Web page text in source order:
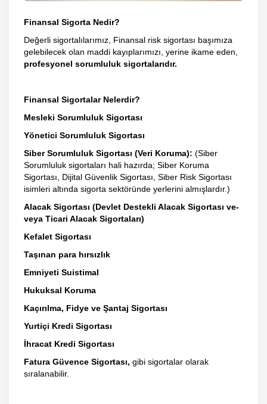
Finansal Sigorta Nedir?
Değerli sigortalılarımız, Finansal risk sigortası başımıza
gelebilecek olan maddi kayıplarımızı, yerine ikame eden,
profesyonel sorumluluk sigortalarıdır.
Finansal Sigortalar Nelerdir?
Mesleki Sorumluluk Sigortası
Yönetici Sorumluluk Sigortası
Siber Sorumluluk Sigortası (Veri Koruma): (Siber
Sorumluluk sigortaları hali hazırda; Siber Koruma
Sigortası, Dijital Güvenlik Sigortası, Siber Risk Sigortası
isimleri altında sigorta sektöründe yerlerini almışlardır.)
Alacak Sigortası (Devlet Destekli Alacak Sigortası ve-
veya Ticari Alacak Sigortaları)
Kefalet Sigortası
Taşınan para hırsızlık
Emniyeti Suistimal
Hukuksal Koruma
Kaçırılma, Fidye ve Şantaj Sigortası
Yurtiçi Kredi Sigortası
İhracat Kredi Sigortası
Fatura Güvence Sigortası, gibi sigortalar olarak
sıralanabilir.